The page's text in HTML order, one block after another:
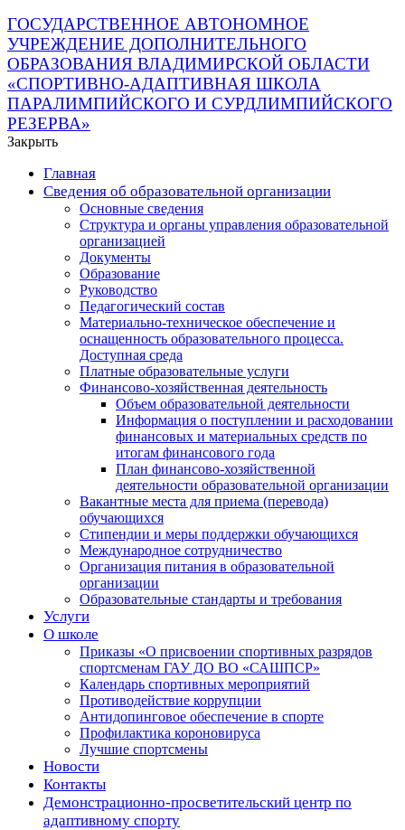
ГОСУДАРСТВЕННОЕ АВТОНОМНОЕ
УЧРЕЖДЕНИЕ ДОПОЛНИТЕЛЬНОГО
ОБРАЗОВАНИЯ ВЛАДИМИРСКОЙ ОБЛАСТИ
«СПОРТИВНО-АДАПТИВНАЯ ШКОЛА
ПАРАЛИМПИЙСКОГО И СУРДЛИМПИЙСКОГО
РЕЗЕРВА»
Закрыть
Главная
Сведения об образовательной организации
Основные сведения
Структура и органы управления образовательной
организацией
Документы
Образование
Руководство
Педагогический состав
Материально-техническое обеспечение и
оснащенность образовательного процесса.
Доступная среда
Платные образовательные услуги
Финансово-хозяйственная деятельность
Объем образовательной деятельности
Информация о поступлении и расходовании
финансовых и материальных средств по
итогам финансового года
План финансово-хозяйственной
деятельности образовательной организации
Вакантные места для приема (перевода)
обучающихся
Стипендии и меры поддержки обучающихся
Международное сотрудничество
Организация питания в образовательной
организации
Образовательные стандарты и требования
Услуги
О школе
Приказы «О присвоении спортивных разрядов
спортсменам ГАУ ДО ВО «САШПСР»
Календарь спортивных мероприятий
Противодействие коррупции
Антидопинговое обеспечение в спорте
Профилактика короновируса
Лучшие спортсмены
Новости
Контакты
Демонстрационно-просветительский центр по
адаптивному спорту